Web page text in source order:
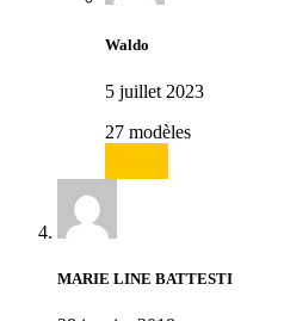
Waldo
5 juillet 2023
27 modèles
MARIE LINE BATTESTI